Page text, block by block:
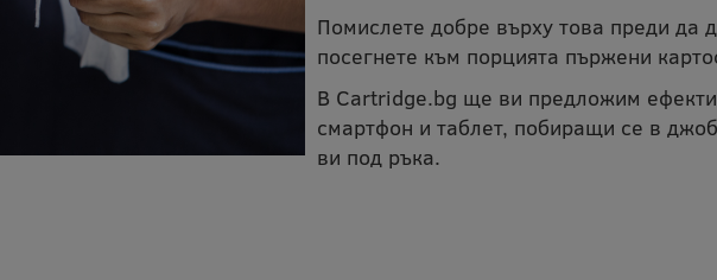
Помислете добре върху това преди да
посегнете към порцията пържени
В Cartridge.bg ще ви предложим
смартфон и таблет, побиращи се в
ви под ръка.